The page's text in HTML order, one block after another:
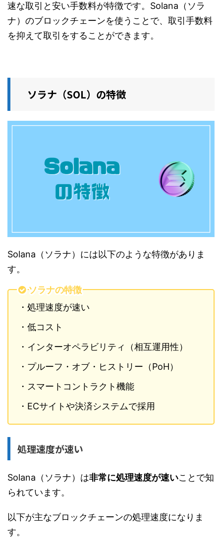
速な取引と安い手数料が特徴です。Solana（ソラ
ナ）のブロックチェーンを使うことで、取引手数料
を抑えて取引をすることができます。
ソラナ（SOL）の特徴
Solana（ソラナ）には以下のような特徴がありま
す。
ソラナの特徴
・処理速度が速い
・低コスト
・インターオペラビリティ（相互運用性）
・プルーフ・オブ・ヒストリー（PoH）
・スマートコントラクト機能
・ECサイトや決済システムで採用
処理速度が速い
Solana（ソラナ）は非常に処理速度が速いことで知
られています。
以下が主なブロックチェーンの処理速度になりま
す。